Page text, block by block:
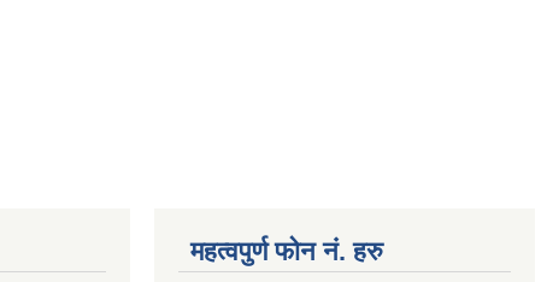
महत्वपुर्ण फोन नं. हरु